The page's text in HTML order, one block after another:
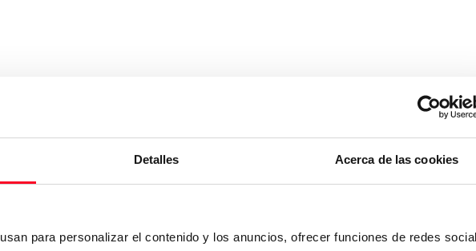
Detalles Acerca de las cookies
para personalizar el contenido y los anuncios, ofrecer funciones de redes